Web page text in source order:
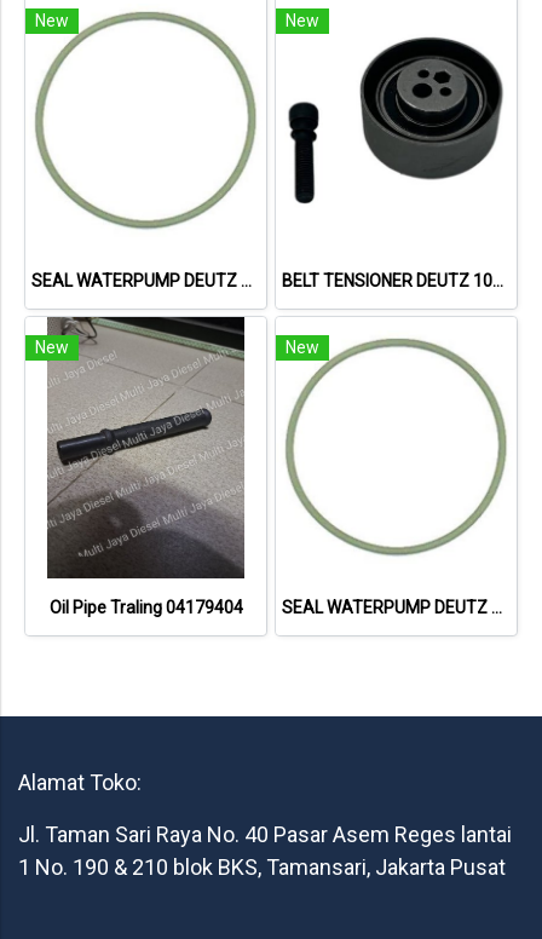
New
SEAL WATERPUMP DEUTZ 1015 01180788
New
BELT TENSIONER DEUTZ 1011
New
Oil Pipe Traling 04179404
New
SEAL WATERPUMP DEUTZ 1015 01181402
Alamat Toko:
Jl. Taman Sari Raya No. 40 Pasar Asem Reges lantai
1 No. 190 & 210 blok BKS, Tamansari, Jakarta Pusat